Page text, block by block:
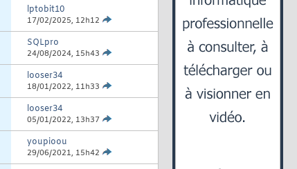
lptobit10
17/02/2025, 12h12
SQLpro
24/08/2024, 15h43
looser34
18/01/2022, 11h33
looser34
05/01/2022, 13h37
youpioou
29/06/2021, 15h42